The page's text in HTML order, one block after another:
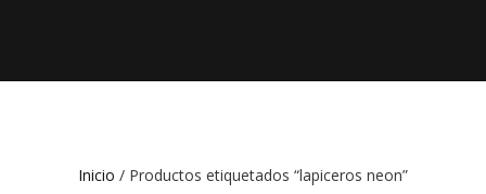
Inicio / Productos etiquetados “lapiceros neon”